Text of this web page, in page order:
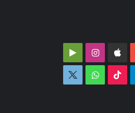
‫YouTube انستقرام
Play
تيلقرام ‫TikTok واتساب